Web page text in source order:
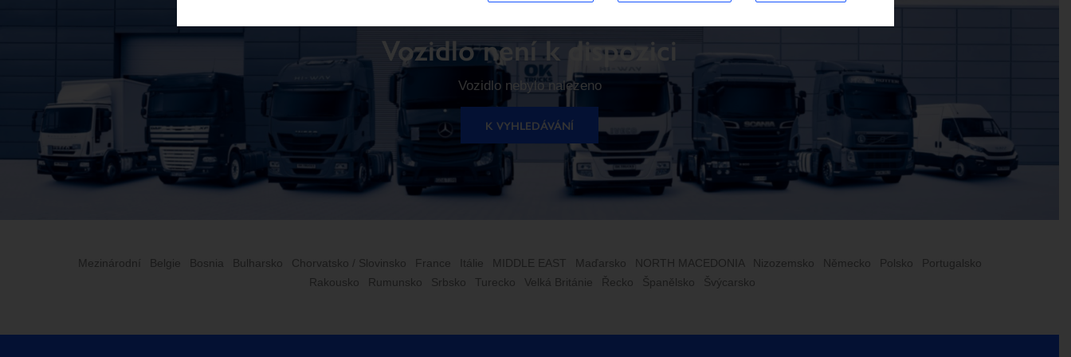
Vozidlo není k dispozici
Vozidlo nebylo nalezeno
K VYHLEDÁVÁNÍ
Mezinárodní Belgie Bosnia Bulharsko Chorvatsko / Slovinsko France Itálie MIDDLE EAST Maďarsko NORTH MACEDONIA Nizozemsko Německo Polsko
Portugalsko
Rakousko
Rumunsko Srbsko Turecko Velká Británie Řecko Španělsko Švýcarsko